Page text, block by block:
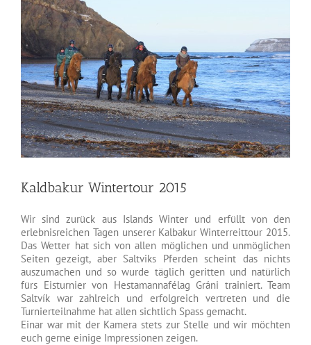
Image
Kaldbakur Wintertour 2015
Wir sind zurück aus Islands Winter und erfüllt von den
erlebnisreichen Tagen unserer Kalbakur Winterreittour 2015.
Das Wetter hat sich von allen möglichen und unmöglichen
Seiten gezeigt, aber Saltviks Pferden scheint das nichts
auszumachen und so wurde täglich geritten und natürlich
fürs Eisturnier von Hestamannafélag Gráni trainiert. Team
Saltvík war zahlreich und erfolgreich vertreten und die
Turnierteilnahme hat allen sichtlich Spass gemacht.
Einar war mit der Kamera stets zur Stelle und wir möchten
euch gerne einige Impressionen zeigen.